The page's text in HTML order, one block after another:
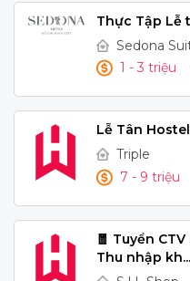
Thực Tập Lễ
Sedona
1 - 3 triệu
Lễ Tân
Triple
7 - 9 triệu
🧧 Tuyển
Thu nhập kh...